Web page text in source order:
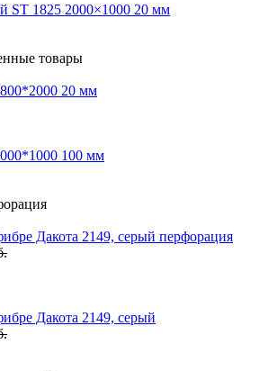
ST 1825 2000×1000 20 мм
товары
20 мм
100 мм
Дакота 2149, серый перфорация
Дакота 2149, серый